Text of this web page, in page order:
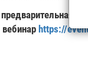
https://